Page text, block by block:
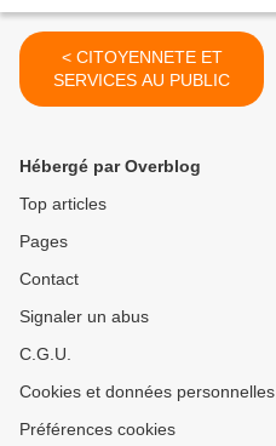
< CITOYENNETE ET
SERVICES AU PUBLIC
Hébergé par Overblog
Top articles
Pages
Contact
Signaler un abus
C.G.U.
Cookies et données personnelles
Préférences cookies